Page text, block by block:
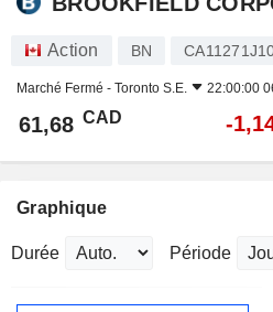
Action BN
Marché Fermé - Toronto S.E. 22:00:00
61,68 CAD -
Graphique
Durée Période